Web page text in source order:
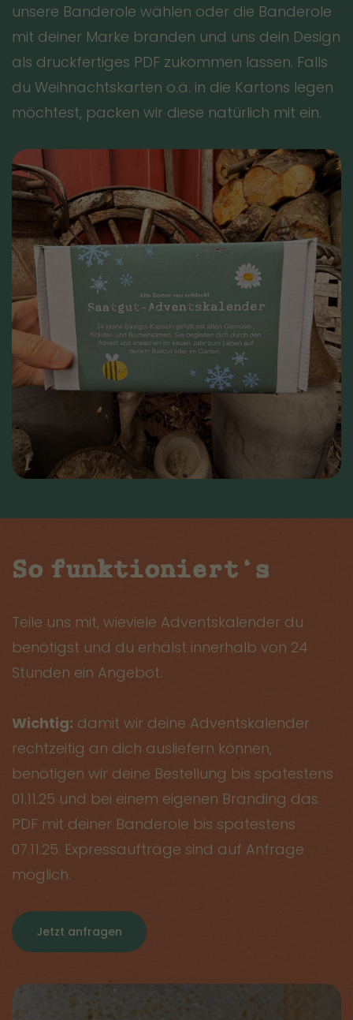
unsere Banderole wählen oder die Banderole
mit deiner Marke branden und uns dein Design
als druckfertiges PDF zukommen lassen. Falls
du Weihnachtskarten o.ä. in die Kartons legen
möchtest, packen wir diese natürlich mit ein.
So funktioniert‘s
Teile uns mit, wieviele Adventskalender du
benötigst und du erhälst innerhalb von 24
Stunden ein Angebot.
Wichtig: damit wir deine Adventskalender
rechtzeitig an dich ausliefern können,
benötigen wir deine Bestellung bis spätestens
01.11.25 und bei einem eigenen Branding das
PDF mit deiner Banderole bis spätestens
07.11.25. Expressaufträge sind auf Anfrage
möglich.
Jetzt anfragen